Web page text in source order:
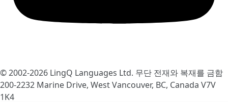
© 2002-2026 LingQ Languages Ltd. 무단 전재와 복재를 금함
200-2232 Marine Drive, West Vancouver, BC, Canada V7V
1K4